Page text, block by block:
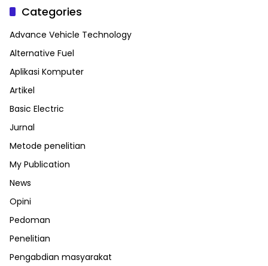
Categories
Advance Vehicle Technology
Alternative Fuel
Aplikasi Komputer
Artikel
Basic Electric
Jurnal
Metode penelitian
My Publication
News
Opini
Pedoman
Penelitian
Pengabdian masyarakat